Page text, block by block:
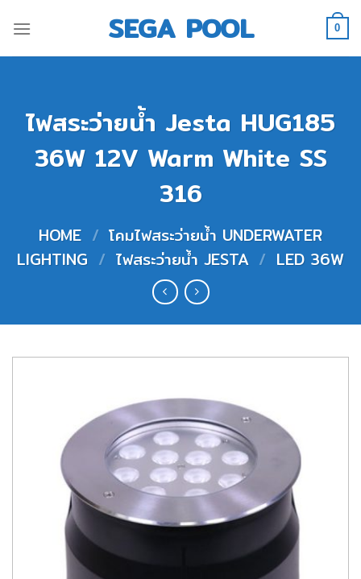
to
SEGA POOL 0
ไฟสระว่ายน้ำ Jesta HUG185
36W 12V Warm White SS
316
HOME / โคมไฟสระว่ายน้ำ UNDERWATER
LIGHTING / ไฟสระว่ายน้ำ JESTA / LED 36W